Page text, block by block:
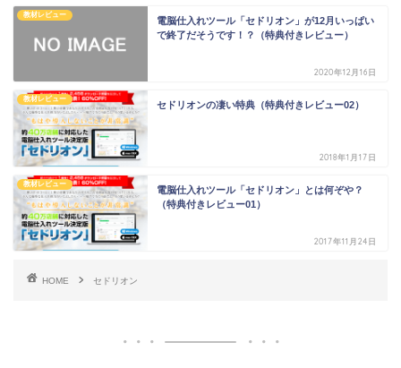
教材レビュー
電脳仕入れツール「セドリオン」が12月いっぱい
で終了だそうです！？（特典付きレビュー）
2020年12月16日
教材レビュー
セドリオンの凄い特典（特典付きレビュー02）
2018年1月17日
教材レビュー
電脳仕入れツール「セドリオン」とは何ぞや？
（特典付きレビュー01）
2017年11月24日
HOME セドリオン